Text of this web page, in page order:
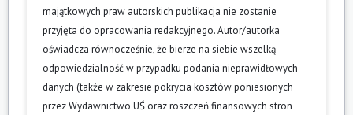
majątkowych praw autorskich publikacja nie zostanie
przyjęta do opracowania redakcyjnego. Autor/autorka
oświadcza równocześnie, że bierze na siebie wszelką
odpowiedzialność w przypadku podania nieprawidłowych
danych (także w zakresie pokrycia kosztów poniesionych
przez Wydawnictwo UŚ oraz roszczeń finansowych stron